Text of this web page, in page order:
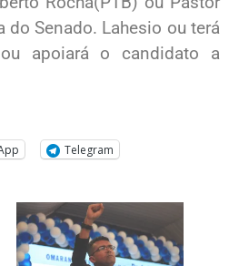
Senado. Lahesio ou terá
apoiará o candidato a
Telegram